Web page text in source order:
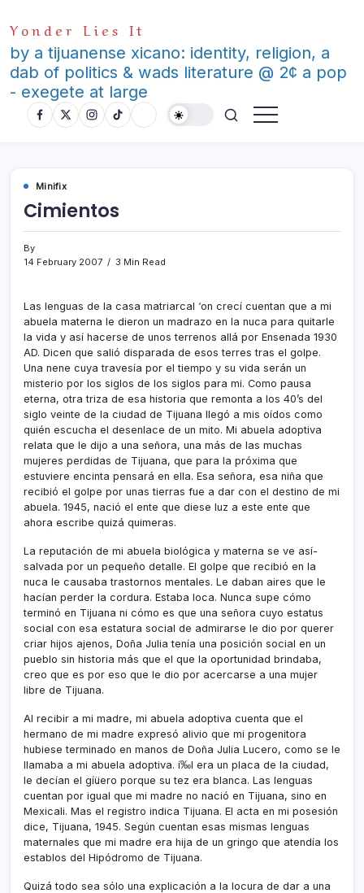
to
content
Yonder Lies It
by a tijuanense xicano: identity, religion, a
dab of politics & wads literature @ 2¢ a pop
- exegete at large
Minifix
Cimientos
By
14 February 2007
3 Min Read
Las lenguas de la casa matriarcal ‘on crecí­ cuentan que a mi
abuela materna le dieron un madrazo en la nuca para quitarle
la vida y así­ hacerse de unos terrenos allá por Ensenada 1930
AD. Dicen que salió disparada de esos terres tras el golpe.
Una nene cuya travesí­a por el tiempo y su vida serán un
misterio por los siglos de los siglos para mi. Como pausa
eterna, otra triza de esa historia que remonta a los 40’s del
siglo veinte de la ciudad de Tijuana llegó a mis oí­dos como
quién escucha el desenlace de un mito. Mi abuela adoptiva
relata que le dijo a una señora, una más de las muchas
mujeres perdidas de Tijuana, que para la próxima que
estuviere encinta pensará en ella. Esa señora, esa niña que
recibió el golpe por unas tierras fue a dar con el destino de mi
abuela. 1945, nació el ente que diese luz a este ente que
ahora escribe quizá quimeras.
La reputación de mi abuela biológica y materna se ve así­
salvada por un pequeño detalle. El golpe que recibió en la
nuca le causaba trastornos mentales. Le daban aires que le
hací­an perder la cordura. Estaba loca. Nunca supe cómo
terminó en Tijuana ni cómo es que una señora cuyo estatus
social con esa estatura social de admirarse le dio por querer
criar hijos ajenos, Doña Julia tení­a una posición social en un
pueblo sin historia más que el que la oportunidad brindaba,
creo que es por eso que le dio por acercarse a una mujer
libre de Tijuana.
Al recibir a mi madre, mi abuela adoptiva cuenta que el
hermano de mi madre expresó alivio que mi progenitora
hubiese terminado en manos de Doña Julia Lucero, como se le
llamaba a mi abuela adoptiva. í‰l era un placa de la ciudad,
le decí­an el gíüero porque su tez era blanca. Las lenguas
cuentan por igual que mi madre no nació en Tijuana, sino en
Mexicali. Mas el registro indica Tijuana. El acta en mi posesión
dice, Tijuana, 1945. Según cuentan esas mismas lenguas
maternales que mi madre era hija de un gringo que atendí­a los
establos del Hipódromo de Tijuana.
Quizá todo sea sólo una explicación a la locura de dar a una